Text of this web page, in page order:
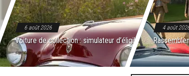
6 août 2026
Voiture de collection : simulateur d’éligibilité 2026
4 août